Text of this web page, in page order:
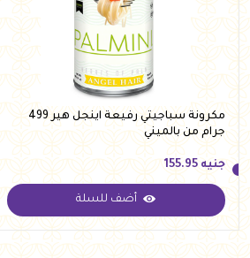
مكرونة سباجيتي رفيعة اينجل هير 499
جرام من بالميني
جنيه
جنيه 155.95
أضف للسلة